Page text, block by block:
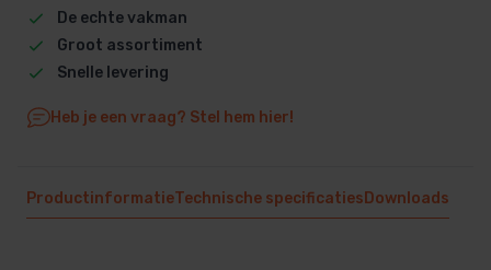
De echte vakman
Groot assortiment
Snelle levering
Heb je een vraag? Stel hem hier!
ProductinformatieTechnische specificaties Downloads